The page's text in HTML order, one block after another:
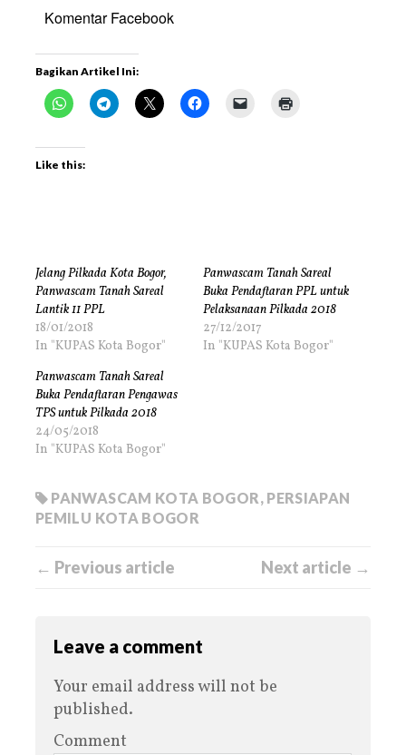
Komentar Facebook
Bagikan Artikel Ini:
Like this:
Jelang Pilkada Kota Bogor,
Panwascam Tanah Sareal
Lantik 11 PPL
18/01/2018
In "KUPAS Kota Bogor"
Panwascam Tanah Sareal
Buka Pendaftaran PPL untuk
Pelaksanaan Pilkada 2018
27/12/2017
In "KUPAS Kota Bogor"
Panwascam Tanah Sareal
Buka Pendaftaran Pengawas
TPS untuk Pilkada 2018
24/05/2018
In "KUPAS Kota Bogor"
PANWASCAM KOTA BOGOR, PERSIAPAN
PEMILU KOTA BOGOR
← Previous article Next article →
Leave a comment
Your email address will not be
published.
Comment